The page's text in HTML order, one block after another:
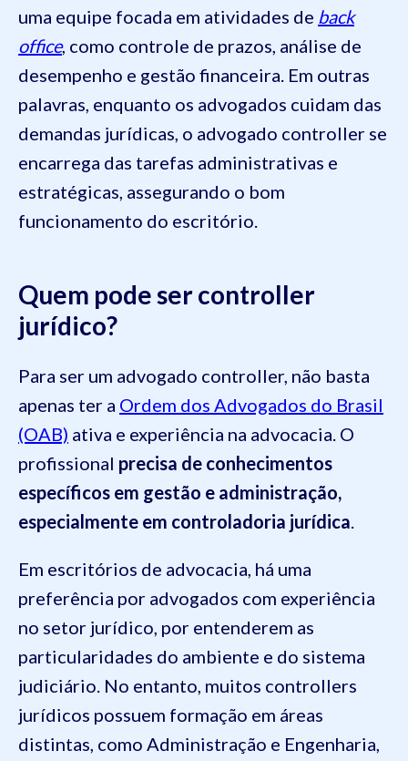
uma equipe focada em atividades de back
office, como controle de prazos, análise de
desempenho e gestão financeira. Em outras
palavras, enquanto os advogados cuidam das
demandas jurídicas, o advogado controller se
encarrega das tarefas administrativas e
estratégicas, assegurando o bom
funcionamento do escritório.
Quem pode ser controller
jurídico?
Para ser um advogado controller, não basta
apenas ter a Ordem dos Advogados do Brasil
(OAB) ativa e experiência na advocacia. O
profissional precisa de conhecimentos
específicos em gestão e administração,
especialmente em controladoria jurídica.
Em escritórios de advocacia, há uma
preferência por advogados com experiência
no setor jurídico, por entenderem as
particularidades do ambiente e do sistema
judiciário. No entanto, muitos controllers
jurídicos possuem formação em áreas
distintas, como Administração e Engenharia,